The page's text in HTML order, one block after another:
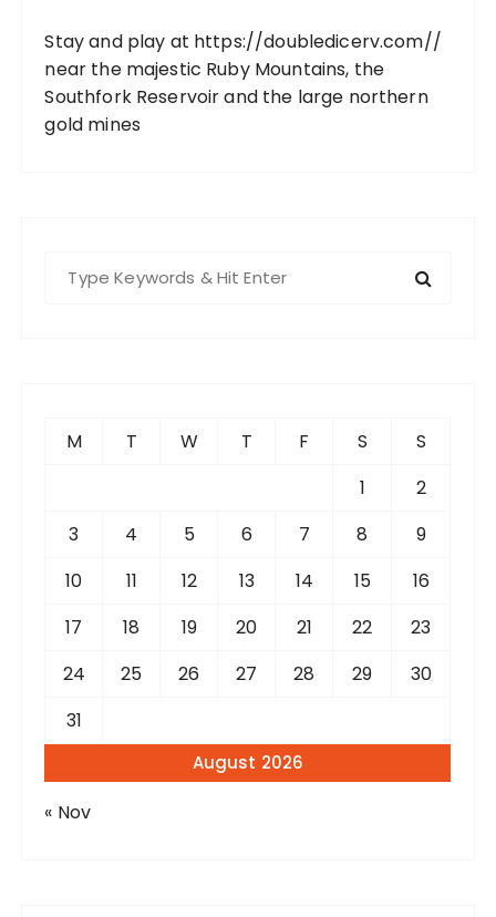
Stay and play at https://doubledicerv.com//
near the majestic Ruby Mountains, the
Southfork Reservoir and the large northern
gold mines
August 2026
M T W T F S
S
1
2
3
4 5 6 7 8
9
10
11 12 13 14 15
16
17
18 19 20 21 22
23
24
25 26 27 28 29
30
31
« Nov